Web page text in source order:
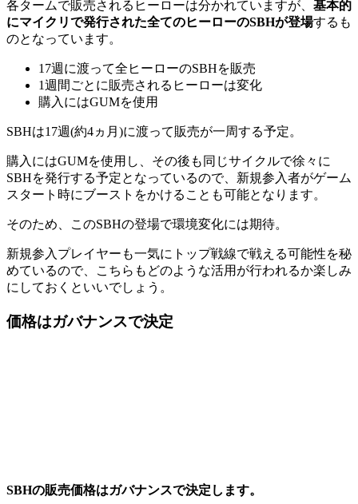
各タームで販売されるヒーローは分かれていますが、 基本的
にマイクリで発行された全てのヒーローのSBHが登場するも
のとなっています。
17週に渡って全ヒーローのSBHを販売
1週間ごとに販売されるヒーローは変化
購入にはGUMを使用
SBHは17週(約4ヵ月)に渡って販売が一周する予定。
購入にはGUMを使用し、その後も同じサイクルで徐々に
SBHを発行する予定となっているので、新規参入者がゲーム
スタート時にブーストをかけることも可能となります。
そのため、このSBHの登場で環境変化には期待。
新規参入プレイヤーも一気にトップ戦線で戦える可能性を秘
めているので、こちらもどのような活用が行われるか楽しみ
にしておくといいでしょう。
価格はガバナンスで決定
SBHの販売価格はガバナンスで決定します。